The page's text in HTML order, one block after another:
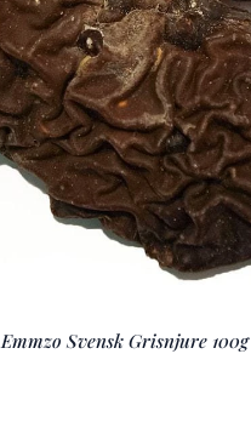
Emmzo Svensk Grisnjure 100g